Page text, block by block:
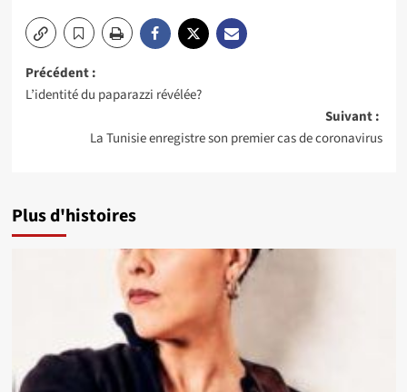
Navigation
d’article
Précédent :
L’identité du paparazzi révélée?
Suivant :
La Tunisie enregistre son premier cas de coronavirus
Plus d'histoires